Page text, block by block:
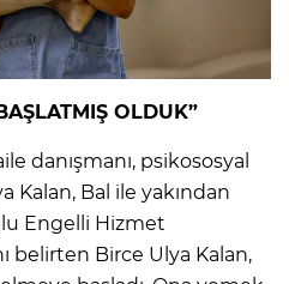
OLDUK”
danışmanı, psikososyal
Kalan, Bal ile yakından
Engelli Hizmet
belirten Birce Ulya Kalan,